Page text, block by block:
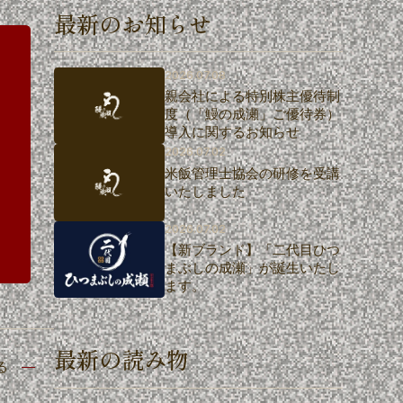
最新のお知らせ
2026.07.08
親会社による特別株主優待制
度（「鰻の成瀬」ご優待券）
導入に関するお知らせ
2026.07.02
米飯管理士協会の研修を受講
いたしました
2026.07.02
【新ブランド】「二代目ひつ
まぶしの成瀬」が誕生いたし
ます。
最新の読み物